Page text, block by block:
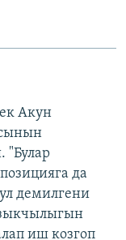
Акун
"Булар
да
демилгени
иш козгоп